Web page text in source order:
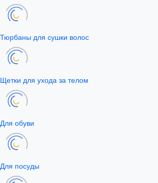
Тюрбаны для сушки волос
Щетки для ухода за телом
Для обуви
Для посуды